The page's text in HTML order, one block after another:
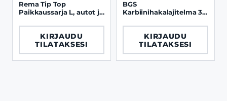
Rema Tip Top
Paikkaussarja L, autot ja
KIRJAUDU
TILATAKSESI
BGS
Karbiinihakalajitelma 3-
x 40 mm
KIRJAUDU
TILATAKSESI